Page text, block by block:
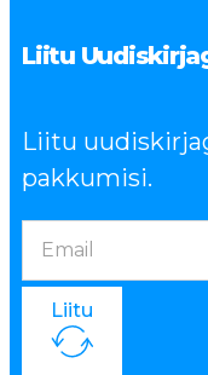
Liitu
Liitu
pakkumisi.
Liitu